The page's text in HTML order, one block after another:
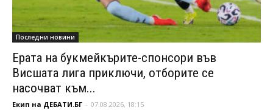
Последни новини
Ерата на букмейкърите-спонсори във
Висшата лига приключи, отборите се
насочват към...
Екип на ДЕБАТИ.БГ - 07.08.2026, 18:15